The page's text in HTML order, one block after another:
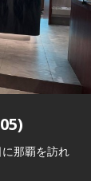
パー
与とス
那覇を訪れ
スワ
ンジ
スト
新年の羽田
プー
01)
ク経由でチ